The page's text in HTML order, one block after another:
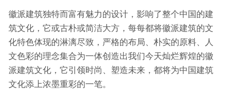
徽派建筑独特而富有魅力的设计，影响了整个中国的建
筑文化，它或古朴或简洁大方，每每都将徽派建筑的文
化特色体现的淋漓尽致，严格的布局、朴实的原料、人
文色彩的理念集合为一体创造出我们今天灿烂辉煌的徽
派建筑文化，它引领时尚、塑造未来，都将为中国建筑
文化添上浓墨重彩的一笔。